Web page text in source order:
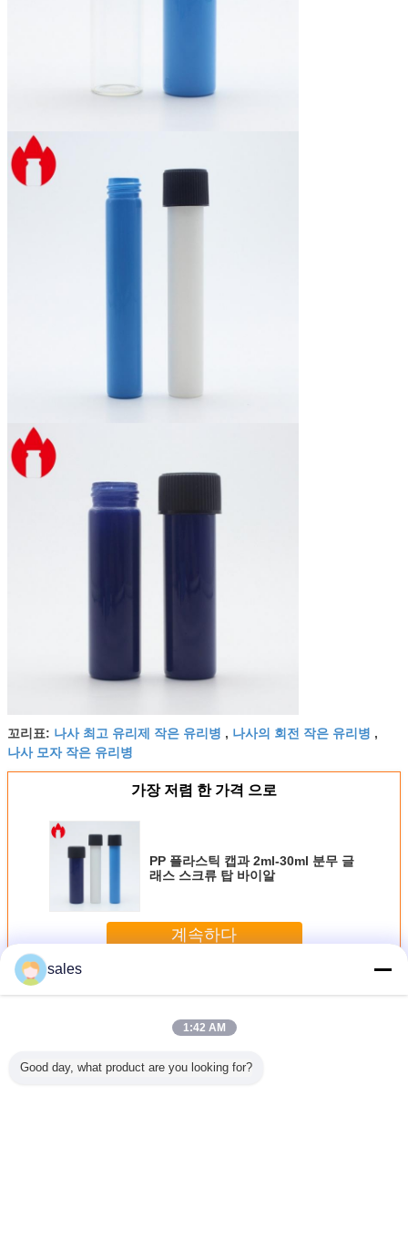
꼬리표: 나사 최고 유리제 작은 유리병 , 나사의 회전 작은 유리병 ,
나사 모자 작은 유리병
가장 저렴 한 가격 으로
PP 플라스틱 캡과 2ml-30ml 분무 글
래스 스크류 탑 바이알
계속하다
더 많은 것
sales
1:42 AM
Good day, what product are you looking for?